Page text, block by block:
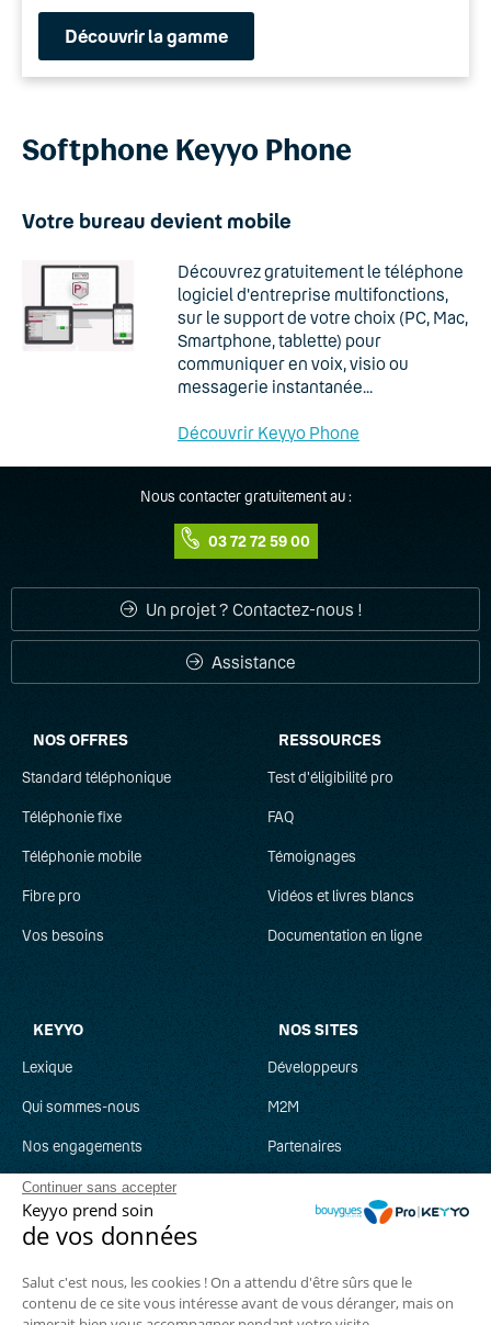
Continuer sans accepter
Keyyo prend soin
de vos données
Salut c'est nous, les cookies ! On a attendu d'être sûrs que le
contenu de ce site vous intéresse avant de vous déranger, mais on
Découvrir la gamme
Softphone Keyyo Phone
Votre bureau devient mobile
Découvrez gratuitement le téléphone
logiciel d'entreprise multifonctions,
sur le support de votre choix (PC, Mac,
Smartphone, tablette) pour
communiquer en voix, visio ou
messagerie instantanée...
Découvrir Keyyo Phone
Nous contacter gratuitement au :
03 72 72 59 00
Un projet ? Contactez-nous !
Assistance
NOS OFFRES
Standard téléphonique
Téléphonie fixe
Téléphonie mobile
Fibre pro
Vos besoins
RESSOURCES
Test d'éligibilité pro
FAQ
Témoignages
Vidéos et livres blancs
Documentation en ligne
KEYYO
Lexique
Qui sommes-nous
Nos engagements
Recrutement
Parrainage
NOS SITES
Développeurs
M2M
Partenaires